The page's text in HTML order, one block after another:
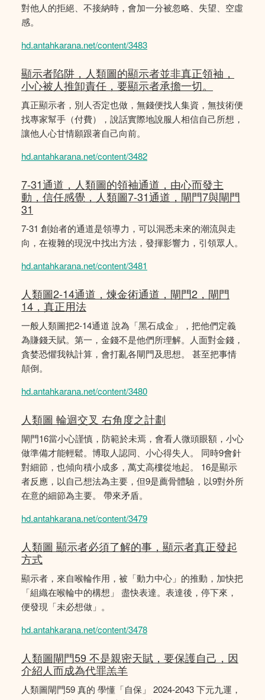
對他人的拒絕、不接納時，會加一分被忽略、失望、空虛
感。
hd.antahkarana.net/content/3483
顯示者陷阱，人類圖的顯示者並非真正領袖，
小心被人推卸責任，要顯示者承擔一切。
真正顯示者，別人否定也做，無錢便找人集資，無技術便
找專家幫手（付費），說話實際地說服人相信自己所想，
讓他人心甘情願跟著自己向前。
hd.antahkarana.net/content/3482
7-31通道，人類圖的領袖通道，由心而發主
動，信任感覺，人類圖7-31通道，閘門7與閘門
31
7-31 創始者的通道是領導力，可以洞悉未來的潮流與走
向，在複雜的現況中找出方法，發揮影響力，引領眾人。
hd.antahkarana.net/content/3481
人類圖2-14通道，煉金術通道，閘門2，閘門
14，真正用法
一般人類圖把2-14通道 說為「黑石成金」，把他們定義
為賺錢天賦。第一，金錢不是他們所理解。人面對金錢，
貪婪恐懼我執計算，會打亂各閘門及思想。 甚至把事情
顛倒。
hd.antahkarana.net/content/3480
人類圖 輪迴交叉 右角度之計劃
閘門16當小心謹慎，防範於未焉，會看人微頭眼額，小心
做準備才能輕鬆。博取人認同、小心得失人。 同時9會針
對細節，也傾向積小成多，萬丈高樓從地起。 16是顯示
者反應，以自己想法為主要，但9是薦骨體驗，以9對外所
在意的細節為主要。 帶來矛盾。
hd.antahkarana.net/content/3479
人類圖 顯示者必須了解的事，顯示者真正發起
方式
顯示者，來自喉輪作用，被「動力中心」的推動，加快把
「組織在喉輪中的構想」 盡快表達。表達後，停下來，
便發現「未必想做」。
hd.antahkarana.net/content/3478
人類圖閘門59 不是親密天賦，要保護自己，因
介紹人而成為代罪羔羊
人類圖閘門59 真的 學懂「自保」 2024-2043 下元九運，